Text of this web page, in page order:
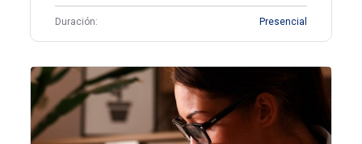
Duración: Presencial